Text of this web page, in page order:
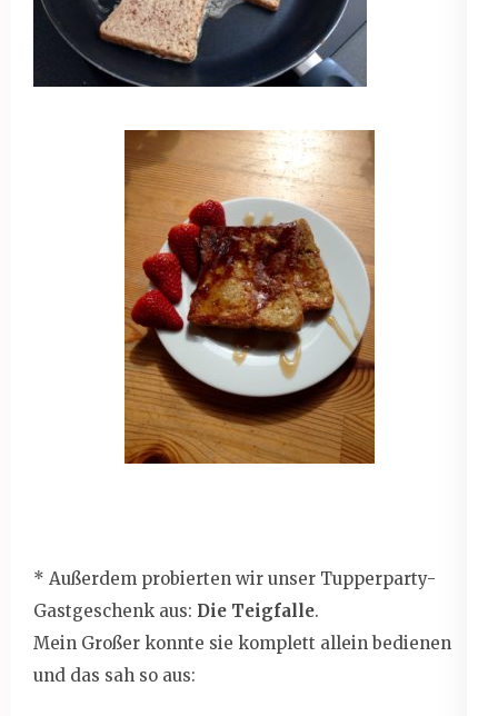
* Außerdem probierten wir unser Tupperparty-
Gastgeschenk aus: Die Teigfalle.
Mein Großer konnte sie komplett allein bedienen
und das sah so aus: